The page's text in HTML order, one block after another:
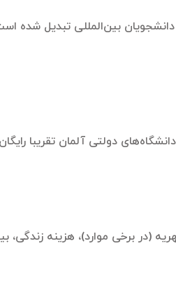
بین‌المللی تبدیل شده
دولتی آلمان تقریبا
(در برخی موارد)، هزینه زندگی،